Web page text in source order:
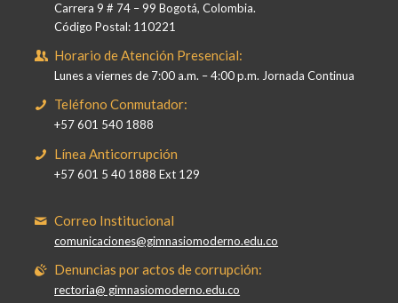
Carrera 9 # 74 – 99 Bogotá, Colombia.
Código Postal: 110221
Horario de Atención Presencial:
Lunes a viernes de 7:00 a.m. – 4:00 p.m. Jornada Continua
Teléfono Conmutador:
+57 601 540 1888
Línea Anticorrupción
+57 601 5 40 1888 Ext 129
Correo Institucional
comunicaciones@gimnasiomoderno.edu.co
Denuncias por actos de corrupción:
rectoria@ gimnasiomoderno.edu.co